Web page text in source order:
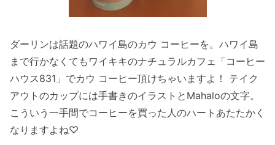
ダーリンは話題のハワイ島のカウ コーヒーを。ハワイ島
まで行かなくてもワイキキのナチュラルカフェ「コーヒー
ハウス831」でカウ コーヒー頂けちゃいますよ！ テイク
アウトのカップには手書きのイラストとMahaloの文字。
こういう一手間でコーヒーを買った人のハートあたたかく
なりますよね♡